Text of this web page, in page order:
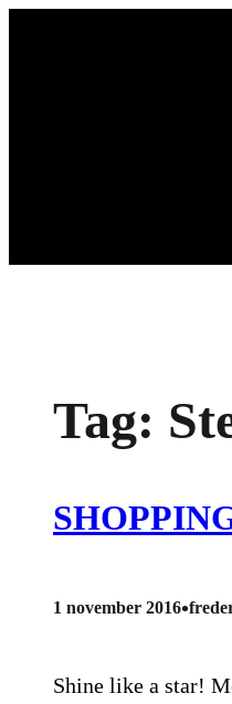
Tag:
1 november 2016•
Shine like a star!